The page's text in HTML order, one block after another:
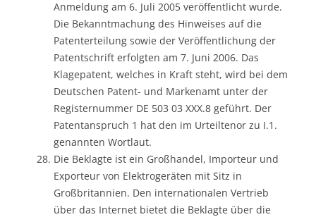
Anmeldung am 6. Juli 2005 veröffentlicht wurde.
Die Bekanntmachung des Hinweises auf die
Patenterteilung sowie der Veröffentlichung der
Patentschrift erfolgten am 7. Juni 2006. Das
Klagepatent, welches in Kraft steht, wird bei dem
Deutschen Patent- und Markenamt unter der
Registernummer DE 503 03 XXX.8 geführt. Der
Patentanspruch 1 hat den im Urteiltenor zu I.1.
genannten Wortlaut.
Die Beklagte ist ein Großhandel, Importeur und
Exporteur von Elektrogeräten mit Sitz in
Großbritannien. Den internationalen Vertrieb
über das Internet bietet die Beklagte über die